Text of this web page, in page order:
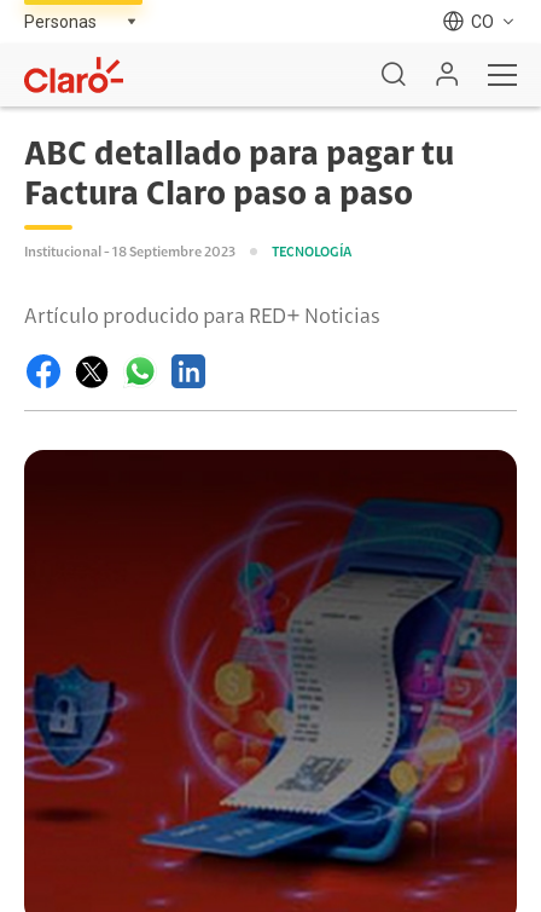
CO
ABC detallado para pagar tu
Factura Claro paso a paso
Institucional - 18 Septiembre 2023 TECNOLOGÍA
Artículo producido para RED+ Noticias